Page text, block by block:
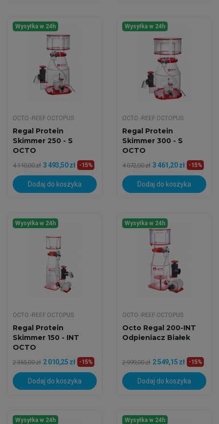
Wysyłka w 24h
OCTO -REEF OCTOPUS
Regal Protein
Skimmer 250 - S
OCTO
4 110,00 zł 3 493,50 zł -15%
Dodaj do koszyka
Wysyłka w 24h
OCTO -REEF OCTOPUS
Regal Protein
Skimmer 300 - S
OCTO
4 072,00 zł 3 461,20 zł -15%
Dodaj do koszyka
Wysyłka w 24h
OCTO -REEF OCTOPUS
Regal Protein
Skimmer 150 - INT
OCTO
2 365,00 zł 2 010,25 zł -15%
Dodaj do koszyka
Wysyłka w 24h
OCTO -REEF OCTOPUS
Octo Regal 200-INT
Odpieniacz Białek
2 999,00 zł 2 549,15 zł -15%
Dodaj do koszyka
Wysyłka w 24h Wysyłka w 24h